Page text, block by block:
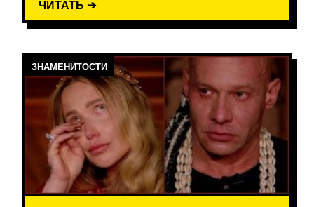
ЧИТАТЬ ➔
ЗНАМЕНИТОСТИ